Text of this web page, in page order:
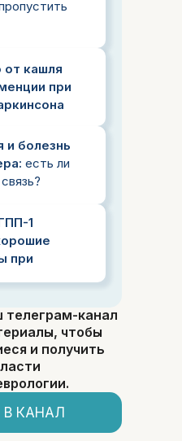
телеграм-канал
чтобы
и получить
В КАНАЛ
от кашля
при
и болезнь
есть ли
1
при